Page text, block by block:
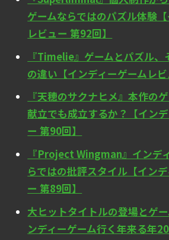
ゲームならではのパズル体験
レビュー 第92回】
『Timelie』ゲームとパズル
の違い【インディーゲームレビ
『天穂のサクナヒメ』本作の
献立でも成立するか？【イン
ー 第90回】
『Project Wingman』インデ
らではの批評スタイル【イン
ー 第89回】
大ヒットタイトルの登場とゲ
ンディーゲーム行く年来る年